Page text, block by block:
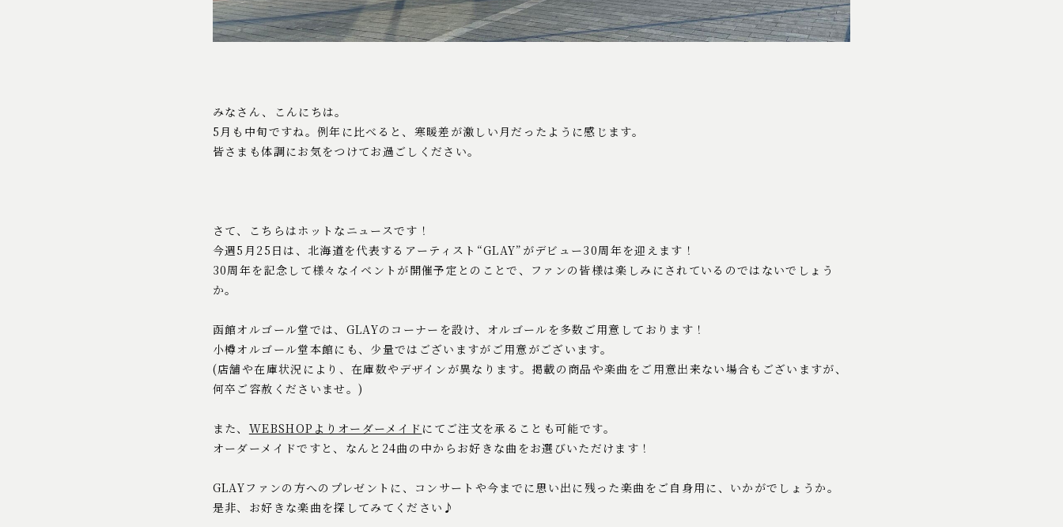
みなさん、こんにちは。
5月も中旬ですね。例年に比べると、寒暖差が激しい月だったように感じます。
皆さまも体調にお気をつけてお過ごしください。
さて、こちらはホットなニュースです！
今週5月25日は、北海道を代表するアーティスト“GLAY”がデビュー30周年を迎えます！
30周年を記念して様々なイベントが開催予定とのことで、ファンの皆様は楽しみにされているのではないでしょう
か。
函館オルゴール堂では、GLAYのコーナーを設け、オルゴールを多数ご用意しております！
小樽オルゴール堂本館にも、少量ではございますがご用意がございます。
(店舗や在庫状況により、在庫数やデザインが異なります。掲載の商品や楽曲をご用意出来ない場合もございますが、
何卒ご容赦くださいませ。)
また、 WEBSHOPよりオーダーメイド にてご注文を承ることも可能です。
オーダーメイドですと、なんと24曲の中からお好きな曲をお選びいただけます！
GLAYファンの方へのプレゼントに、コンサートや今までに思い出に残った楽曲をご自身用に、いかがでしょうか。
是非、お好きな楽曲を探してみてください♪